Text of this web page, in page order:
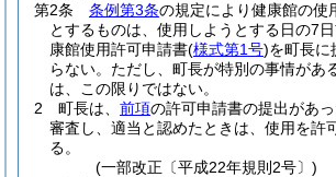
第2条
条例第3条の規定により健康館の使
とするものは、使用しようとする日の7
康館使用許可申請書(様式第1号)を町長に
らない。 ただし、町長が特別の事情があ
は、この限りではない。
2
町長は、 前項の許可申請書の提出があ
審査し、適当と認めたときは、使用を許
る。
(一部改正〔平成22年規則2号〕)